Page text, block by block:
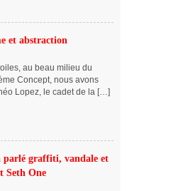
et abstraction
au beau milieu du
Concept, nous avons
Lopez, le cadet de la […]
parlé graffiti, vandale et
Seth One